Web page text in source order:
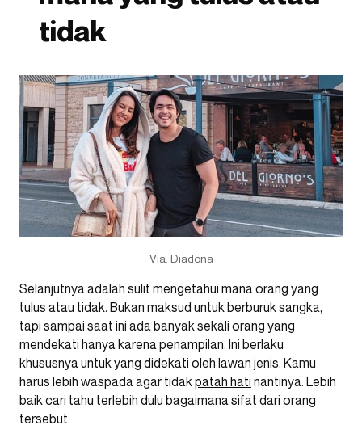
tidak
Via: Diadona
Selanjutnya adalah sulit mengetahui mana orang yang
tulus atau tidak. Bukan maksud untuk berburuk sangka,
tapi sampai saat ini ada banyak sekali orang yang
mendekati hanya karena penampilan. Ini berlaku
khususnya untuk yang didekati oleh lawan jenis. Kamu
harus lebih waspada agar tidakpatah hati nantinya. Lebih
baik cari tahu terlebih dulu bagaimana sifat dari orang
tersebut.